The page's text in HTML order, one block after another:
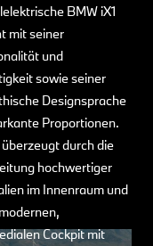
BMW iX1
mit seiner
und
sowie seiner
Designsprache
Proportionen.
überzeugt durch die
hochwertiger
im Innenraum und
Cockpit mit